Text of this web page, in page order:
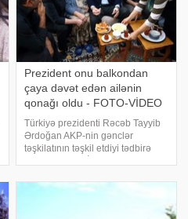
Prezident onu balkondan
çaya dəvət edən ailənin
qonağı oldu - FOTO-VİDEO
Türkiyə prezidenti Rəcəb Tayyib
Ərdoğan AKP-nin gənclər
təşkilatının təşkil etdiyi tədbirə
Unikal.org Türkiyə mətbuatına